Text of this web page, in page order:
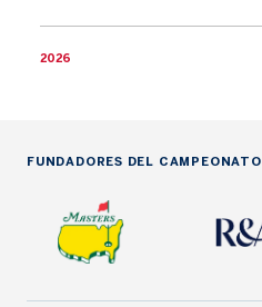
2026
FUNDADORES DEL CAMPEONATO